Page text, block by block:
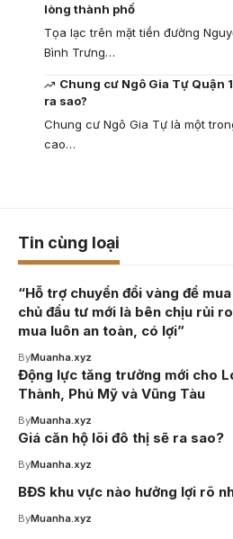
lòng thành phố
Tọa lạc trên mặt tiền đường
Bình Trưng…
Chung cư Ngô Gia Tự Quận
ra sao?
Chung cư Ngô Gia Tự là một
cao…
Tin cùng loại
“Hỗ trợ chuyển đổi vàng để
chủ đầu tư mới là bên chịu rủi
mua luôn an toàn, có lợi”
ByMuanha.xyz
Động lực tăng trưởng mới cho
Thành, Phú Mỹ và Vũng Tàu
ByMuanha.xyz
Giá căn hộ lõi đô thị sẽ ra sao?
ByMuanha.xyz
BĐS khu vực nào hưởng lợi rõ
ByMuanha.xyz